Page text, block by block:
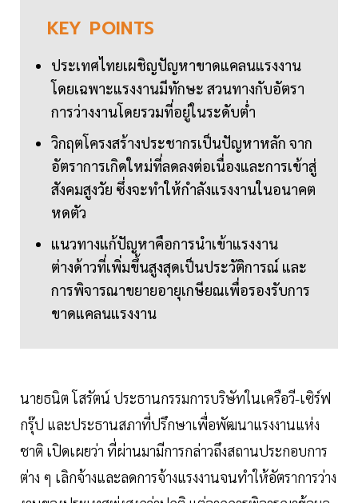
KEY POINTS
ประเทศไทยเผชิญปัญหาขาดแคลนแรงงาน
โดยเฉพาะแรงงานมีทักษะ สวนทางกับอัตรา
การว่างงานโดยรวมที่อยู่ในระดับต่ำ
วิกฤตโครงสร้างประชากรเป็นปัญหาหลัก จาก
อัตราการเกิดใหม่ที่ลดลงต่อเนื่องและการเข้าสู่
สังคมสูงวัย ซึ่งจะทำให้กำลังแรงงานในอนาคต
หดตัว
แนวทางแก้ปัญหาคือการนำเข้าแรงงาน
ต่างด้าวที่เพิ่มขึ้นสูงสุดเป็นประวัติการณ์ และ
การพิจารณาขยายอายุเกษียณเพื่อรองรับการ
ขาดแคลนแรงงาน
นายธนิต โสรัตน์ ประธานกรรมการบริษัทในเครือวี-เซิร์ฟ
กรุ๊ป และประธานสภาที่ปรึกษาเพื่อพัฒนาแรงงานแห่ง
ชาติ เปิดเผยว่า ที่ผ่านมามีการกล่าวถึงสถานประกอบการ
ต่าง ๆ เลิกจ้างและลดการจ้างแรงงานจนทำให้อัตราการว่าง